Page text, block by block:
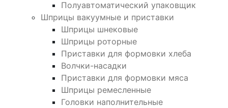
Полуавтоматический упаковщик
Шприцы вакуумные и приставки
Шприцы шнековые
Шприцы роторные
Приставки для формовки хлеба
Волчки-насадки
Приставки для формовки мяса
Шприцы ремесленные
Головки наполнительные